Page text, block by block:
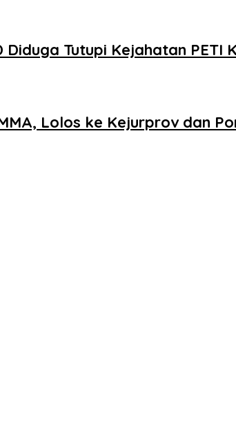
Tutupi Kejahatan PETI
Lolos ke Kejurprov dan